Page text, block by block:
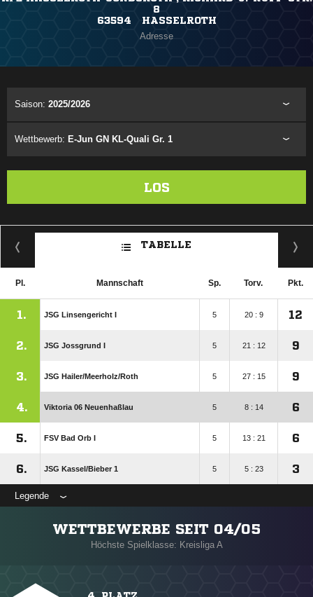
8
63594 HASSELROTH
Adresse
Saison: 2025/2026
Wettbewerb: E-Jun GN KL-Quali Gr. 1
LOS
TABELLE
Pl. Mannschaft Sp. Torv. Pkt.
1. JSG Linsengericht I 5 20 : 9 12
2. JSG Jossgrund I 5 21 : 12 9
3. JSG Hailer/​Meerholz/​Roth 5 27 : 15 9
4. Viktoria 06 Neuenhaßlau 5 8 : 14 6
5. FSV Bad Orb I 5 13 : 21 6
6. JSG Kassel/​Bieber 1 5 5 : 23 3
Legende
WETTBEWERBE SEIT 04/05
Höchste Spielklasse: Kreisliga A